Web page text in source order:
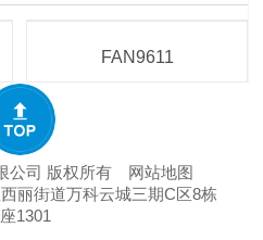
FAN9611
公司 版权所有 网站地图
丽街道万科云城三期C区8栋
1301